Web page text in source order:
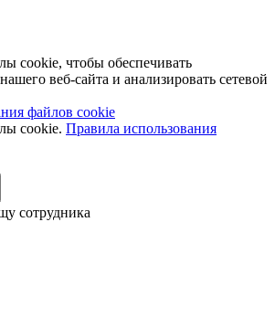
cookie, чтобы обеспечивать
веб-сайта и анализировать сетевой
файлов cookie
cookie. Правила использования
сотрудника